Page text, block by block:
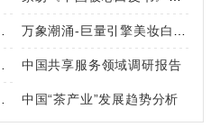
炉
万象潮涌-巨量引擎美妆白皮
书
中国共享服务领域调研报告
中国“茶产业”发展趋势分析